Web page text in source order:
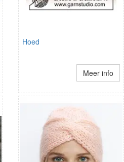
Hoed
Meer info